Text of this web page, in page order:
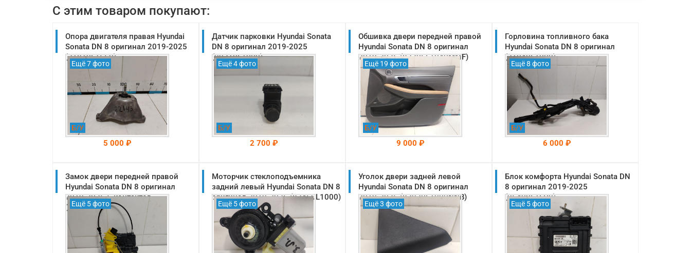
С этим товаром покупают:
Опора двигателя правая Hyundai
Sonata DN 8 оригинал 2019-2025
(21810L1550)
Ещё 7 фото
Б/У
5 000 ₽
На складе: Раменское
-->
Датчик парковки Hyundai Sonata
DN 8 оригинал 2019-2025
(99310L1000)
Ещё 4 фото
Б/У
2 700 ₽
На складе: Раменское
-->
Обшивка двери передней правой
Hyundai Sonata DN 8 оригинал
2019-2025 (82306L1040MMF)
Ещё 19 фото
Б/У
9 000 ₽
На складе: Раменское
-->
Горловина топливного бака
Hyundai Sonata DN 8 оригинал
(31040L1000)
Ещё 8 фото
Б/У
6 000 ₽
На складе: Раменское
-->
Замок двери передней правой
Hyundai Sonata DN 8 оригинал
2019-2025 5 контактов
(81320L1020)
Ещё 5 фото
Моторчик стеклоподъемника
задний левый Hyundai Sonata DN 8
оригинал 2019-2025 (83450L1000)
Ещё 5 фото
Уголок двери задней левой
Hyundai Sonata DN 8 оригинал
2019-2025 (83930L1000NNB)
Ещё 3 фото
Блок комфорта Hyundai Sonata DN
8 оригинал 2019-2025
(95400L1EP0)
Ещё 5 фото